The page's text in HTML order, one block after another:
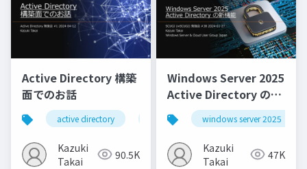
Active Directory 構築
面でのお話
active directory active directory domain services
Kazuki
Takai
90.5K
Windows Server 2025
Active Directory の新
機能
windows server 2025
Kazuki
Takai
47K